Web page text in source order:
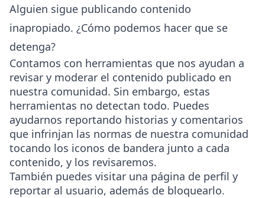
Alguien sigue publicando contenido
inapropiado. ¿Cómo podemos hacer que se
detenga?
Contamos con herramientas que nos ayudan a
revisar y moderar el contenido publicado en
nuestra comunidad. Sin embargo, estas
herramientas no detectan todo. Puedes
ayudarnos reportando historias y comentarios
que infrinjan las normas de nuestra comunidad
tocando los iconos de bandera junto a cada
contenido, y los revisaremos.
También puedes visitar una página de perfil y
reportar al usuario, además de bloquearlo.